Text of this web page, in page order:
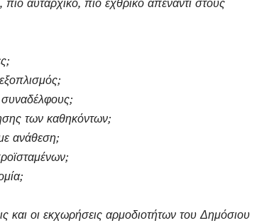
αυταρχικό, πιο εχθρικό απέναντι στους
των καθηκόντων;
ανάθεση;
και οι εκχωρήσεις αρμοδιοτήτων του Δημόσιου